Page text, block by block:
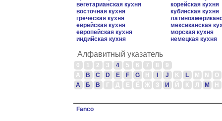
вегетарианская кухня
восточная кухня
греческая кухня
еврейская кухня
европейская кухня
индийская кухня
корейская кухня
кубинская кухня
мексиканская
морская кухня
немецкая кухня
Алфавитный указатель
0 1 2 3 4 5 6 7 8
9
A
B C D E F G H J K L M N
O
А
Б В Г Д Е Ё Ж З И Й К Л М Н
Fanco